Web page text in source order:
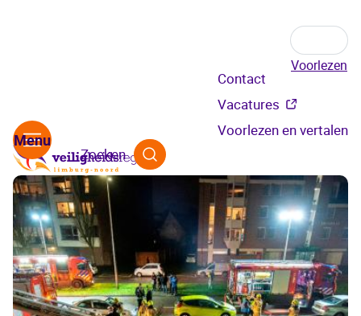
Voorlezen
Secundair
menu
Contact
Vacatures
Voorlezen en vertalen
Zoeken